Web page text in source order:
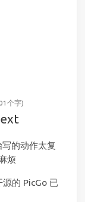
个字)
的动作太复
烦
的 PicGo 已